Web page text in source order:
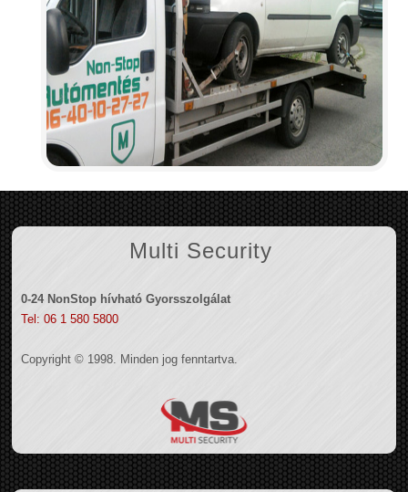
Multi Security
0-24 NonStop hívható Gyorsszolgálat
Tel: 06 1 580 5800
Copyright © 1998. Minden jog fenntartva.